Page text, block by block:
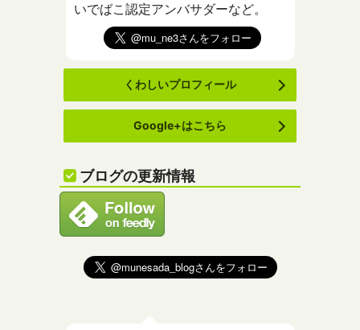
いでばこ認定アンバサダーなど。
くわしいプロフィール
Google+はこちら
ブログの更新情報